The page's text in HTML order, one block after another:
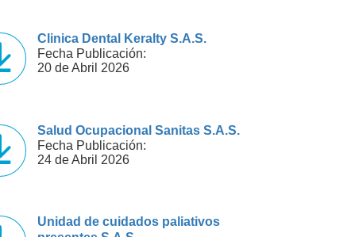
Clinica Dental Keralty S.A.S.
Fecha Publicación:
20 de Abril 2026
Salud Ocupacional Sanitas S.A.S.
Fecha Publicación:
24 de Abril 2026
Unidad de cuidados paliativos